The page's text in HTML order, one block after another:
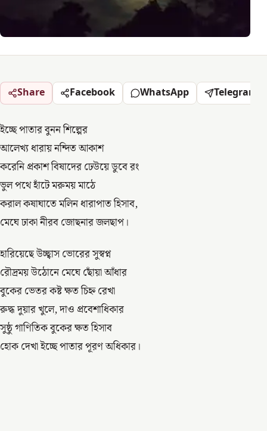
Share Facebook WhatsApp Telegram
ইচ্ছে পাতার বুনন শিল্পের
আলেখ্য ধারায় নন্দিত আকাশ
করেনি প্রকাশ বিষাদের ঢেউয়ে ডুবে রং
ভুল পথে হাঁটে মরুময় মাঠে
করাল কষাঘাতে মলিন ধারাপাত হিসাব,
মেঘে ঢাকা নীরব জোছনার জলছাপ।
হারিয়েছে উচ্ছ্বাস ভোরের সুস্বপ্ন
রৌদ্রময় উঠোনে মেঘে ছোঁয়া আঁধার
বুকের ভেতর কষ্ট ক্ষত চিহ্ন রেখা
রুদ্ধ দুয়ার খুলে, দাও প্রবেশাধিকার
সুষ্ঠু গাণিতিক বুকের ক্ষত হিসাব
হোক দেখা ইচ্ছে পাতার পূরণ অধিকার।